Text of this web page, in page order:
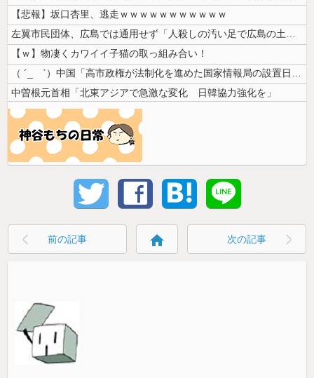
【悲報】坂口杏里、逃走ｗｗｗｗｗｗｗｗｗｗｗ
左翼市民団体、広島では通用せず「人殺しの汚い足で広島の土を踏むな！」→...
【ｗ】物凄くカワイイ子猫の取っ組み合い！
（ ´_ゝ`）中国「高市政権が法制化を進めた国家情報局の設置日が7月3...
中曽根元首相「北東アジアで急激な変化 日韓協力強化を」
前の記事 home 次の記事